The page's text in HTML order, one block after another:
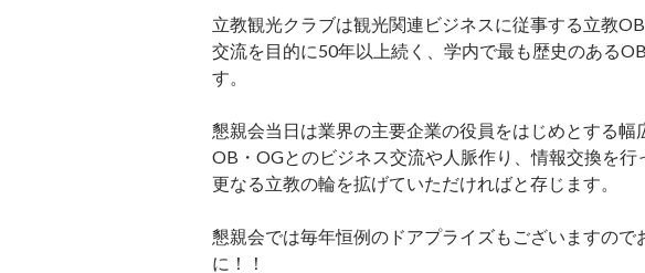
立教観光クラブは観光関連ビジネスに従事する立教
交流を目的に50年以上続く、学内で最も歴史のある
す。
懇親会当日は業界の主要企業の役員をはじめとする幅
OB・OGとのビジネス交流や人脈作り、情報交換を行
更なる立教の輪を拡げていただければと存じます。
懇親会では毎年恒例のドアプライズもございますので
に！！